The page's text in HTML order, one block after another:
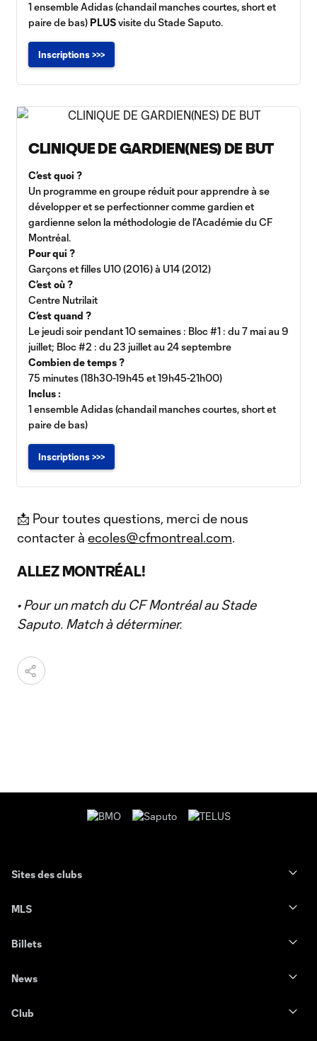
1 ensemble Adidas (chandail manches courtes, short et
paire de bas) PLUSvisite du Stade Saputo.
Inscriptions >>>
CLINIQUE DE GARDIEN(NES) DE BUT
C’est quoi ?
Un programme en groupe réduit pour apprendre à se
développer et se perfectionner comme gardien et
gardienne selon la méthodologie de l’Académie du CF
Montréal.
Pour qui ?
Garçons et filles U10 (2016) à U14 (2012)
C’est où ?
Centre Nutrilait
C’est quand ?
Le jeudi soir pendant 10 semaines : Bloc #1 : du 7 mai au 9
juillet; Bloc #2 : du 23 juillet au 24 septembre
Combien de temps ?
75 minutes (18h30-19h45 et 19h45-21h00)
Inclus :
1 ensemble Adidas (chandail manches courtes, short et
paire de bas)
Inscriptions >>>
📩 Pour toutes questions, merci de nous
contacter à ecoles@cfmontreal.com.
ALLEZ MONTRÉAL!
• Pour un match du CF Montréal au Stade
Saputo. Match à déterminer.
Sites des clubs
MLS
Billets
News
Club